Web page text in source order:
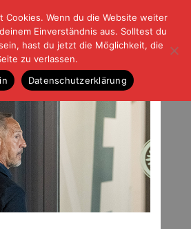
Fußball und der Rest
IMPRESSUM |DATENSCHUTZ
DFB-Pokal
Cookies. Wenn du die Website weiter
Einverständnis aus. Solltest du
hast du jetzt die Möglichkeit, die
zu verlassen.
Datenschutzerklärung